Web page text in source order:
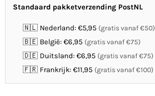
Standaard pakketverzending PostNL
🇳🇱 Nederland: €5,95 (gratis vanaf €50)
🇧🇪 België: €6,95 (gratis vanaf €75)
🇩🇪 Duitsland: €6,95 (gratis vanaf €75)
🇫🇷 Frankrijk: €11,95 (gratis vanaf €100)